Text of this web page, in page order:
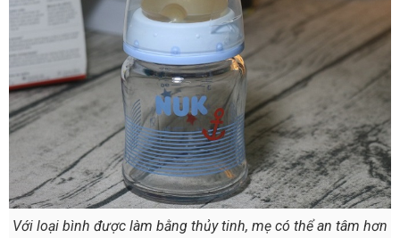
Với loại bình được làm bằng thủy tinh, mẹ có thể an tâm hơn